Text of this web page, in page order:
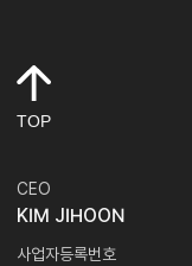
TOP
CEO
KIM JIHOON
사업자등록번호